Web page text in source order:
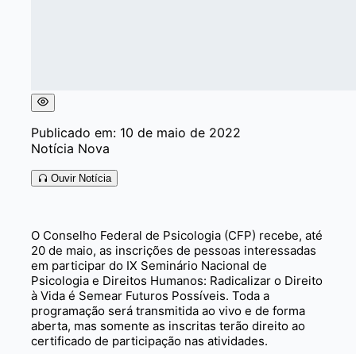
Publicado em: 10 de maio de 2022
Notícia Nova
Ouvir Notícia
O Conselho Federal de Psicologia (CFP) recebe, até
20 de maio, as inscrições de pessoas interessadas
em participar do IX Seminário Nacional de
Psicologia e Direitos Humanos: Radicalizar o Direito
à Vida é Semear Futuros Possíveis. Toda a
programação será transmitida ao vivo e de forma
aberta, mas somente as inscritas terão direito ao
certificado de participação nas atividades.